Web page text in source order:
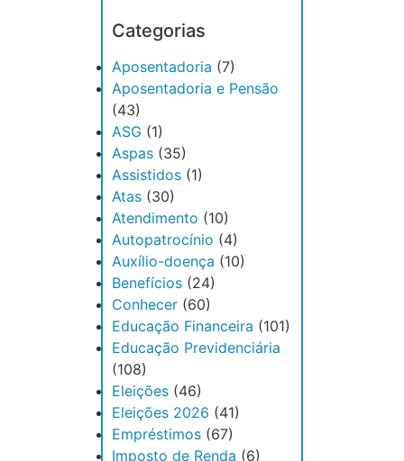
Categorias
Aposentadoria (7)
Aposentadoria e Pensão
(43)
ASG (1)
Aspas (35)
Assistidos (1)
Atas (30)
Atendimento (10)
Autopatrocínio (4)
Auxílio-doença (10)
Benefícios (24)
Conhecer (60)
Educação Financeira (101)
Educação Previdenciária
(108)
Eleições (46)
Eleições 2026 (41)
Empréstimos (67)
Imposto de Renda (6)